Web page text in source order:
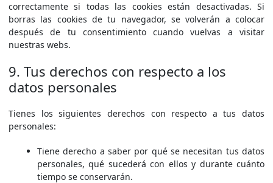
correctamente si todas las cookies están desactivadas. Si
borras las cookies de tu navegador, se volverán a colocar
después de tu consentimiento cuando vuelvas a visitar
nuestras webs.
9. Tus derechos con respecto a los
datos personales
Tienes los siguientes derechos con respecto a tus datos
personales:
Tiene derecho a saber por qué se necesitan tus datos
personales, qué sucederá con ellos y durante cuánto
tiempo se conservarán.